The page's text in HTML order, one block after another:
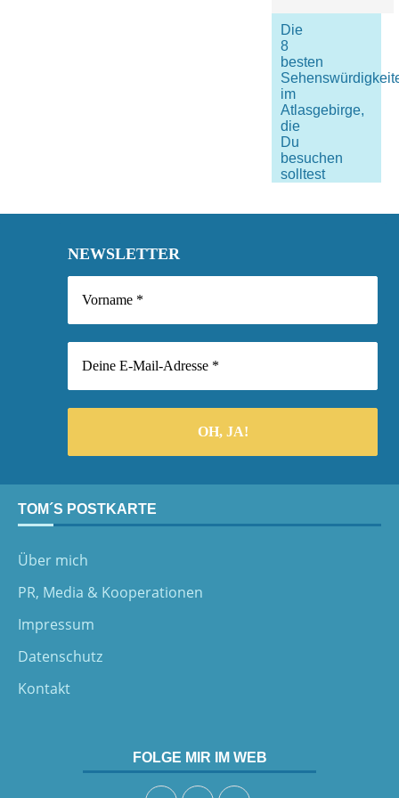
Die
8
besten
im
Atlasgebirge,
die
Du
besuchen
solltest
NEWSLETTER
TOM´S POSTKARTE
Über mich
PR, Media & Kooperationen
Impressum
Datenschutz
Kontakt
FOLGE MIR IM WEB